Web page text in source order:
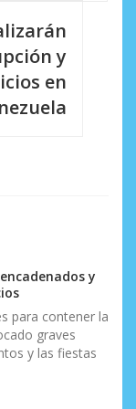
y
en
y
para contener la
graves
y las fiestas